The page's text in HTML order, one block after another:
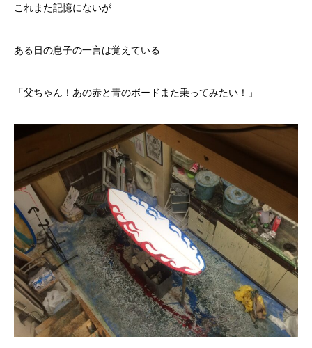
これまた記憶にないが
ある日の息子の一言は覚えている
「父ちゃん！あの赤と青のボードまた乗ってみたい！」